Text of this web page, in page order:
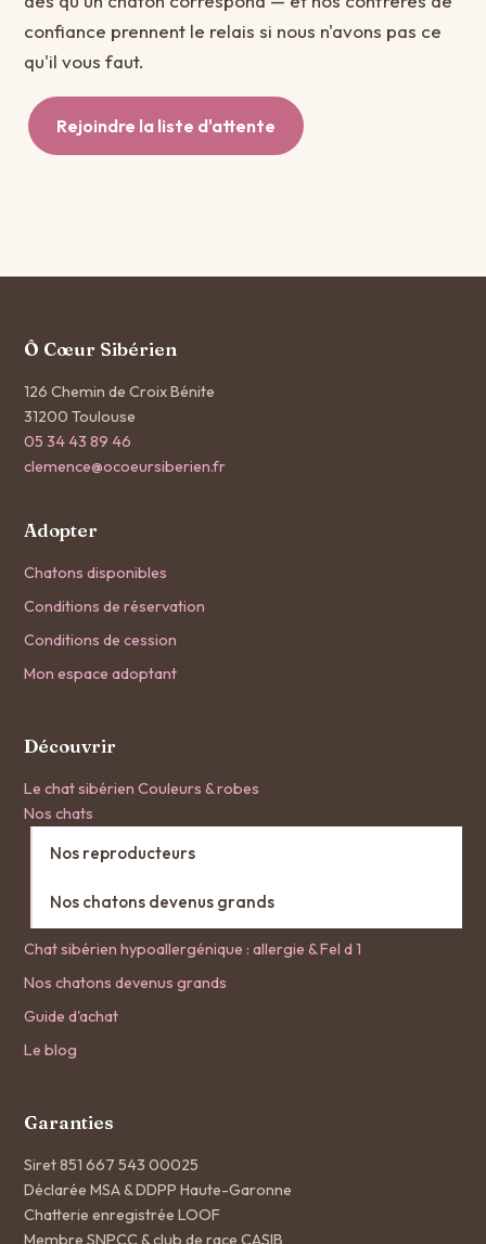
confiance prennent le relais si nous n'avons pas ce
qu'il vous faut.
Rejoindre la liste d'attente
Ô Cœur Sibérien
126 Chemin de Croix Bénite
31200 Toulouse
05 34 43 89 46
clemence@ocoeursiberien.fr
Adopter
Chatons disponibles
Conditions de réservation
Conditions de cession
Mon espace adoptant
Découvrir
Le chat sibérien Couleurs & robes
Nos chats
Nos reproducteurs
Nos chatons devenus grands
Chat sibérien hypoallergénique : allergie & Fel d 1
Nos chatons devenus grands
Guide d'achat
Le blog
Garanties
Siret 851 667 543 00025
Déclarée MSA & DDPP Haute-Garonne
Chatterie enregistrée LOOF
Membre SNPCC & club de race CASIB